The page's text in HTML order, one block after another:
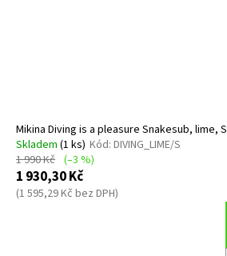
Mikina Diving is a pleasure Snakesub, lime, S
Skladem (1 ks) Kód: DIVING_LIME/S
1 990 Kč (–3 %)
1 930,30 Kč
(1 595,29 Kč bez DPH)